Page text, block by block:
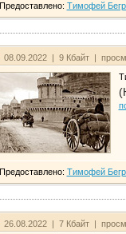
Предоставлено: Тимофей
08.09.2022 | 9 Кбайт |
Предоставлено: Тимофей
26.08.2022 | 7 Кбайт |